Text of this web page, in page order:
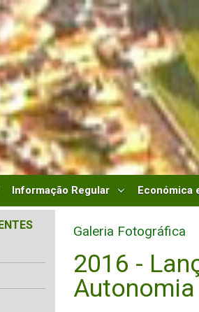
Informação Regular Económica
Galeria Fotográfica
2016 -
Autonomia